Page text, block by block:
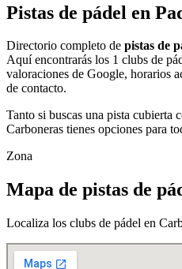
Pistas de pádel en
Directorio completo de pistas de
Aquí encontrarás los 1 clubs de
valoraciones de Google, horarios
de contacto.
Tanto si buscas una pista cubierta
Carboneras tienes opciones para
Zona
Mapa de pistas de
Localiza los clubs de pádel en